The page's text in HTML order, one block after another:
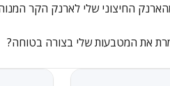
החיצוני שלי לארנק הקר